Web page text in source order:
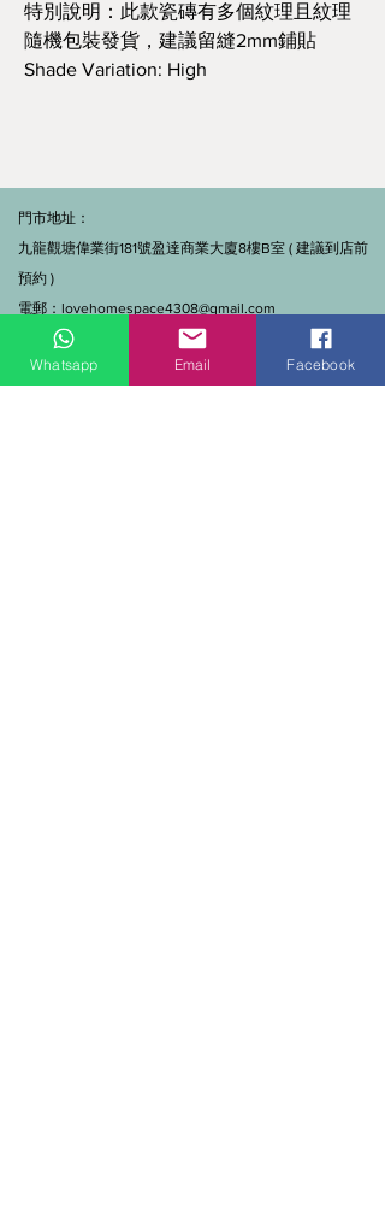
特別說明：此款瓷磚有多個紋理且紋理
隨機包裝發貨，建議留縫2mm鋪貼
Shade Variation: High
門市地址：
九龍觀塘偉業街181號盈達商業大廈8樓B室 ( 建議到店前
預約 )
電郵： lovehomespace4308@gmail.com
Tel：3962 2890（建材部）
WhatsApp：9144 7280（建材部）
Whatsapp Email Facebook